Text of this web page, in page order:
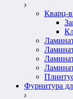
Кварц-
Фурнитура